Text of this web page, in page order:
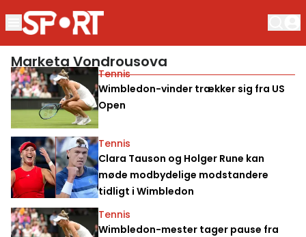
Marketa Vondrousova
Tennis
Wimbledon-vinder trækker sig fra US
Open
Tennis
Clara Tauson og Holger Rune kan
møde modbydelige modstandere
tidligt i Wimbledon
Tennis
Wimbledon-mester tager pause fra